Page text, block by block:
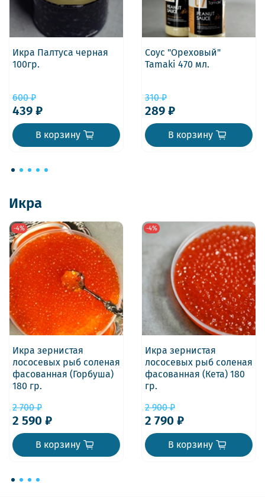
Икра Палтуса черная
100гр.
600 ₽
439 ₽
В корзину
Соус "Ореховый"
Tamaki 470 мл.
310 ₽
289 ₽
В корзину
Икра
-4%
Икра зернистая
лососевых рыб соленая
фасованная (Горбуша)
180 гр.
2 700 ₽
2 590 ₽
В корзину
-4%
Икра зернистая
лососевых рыб соленая
фасованная (Кета) 180
гр.
2 900 ₽
2 790 ₽
В корзину